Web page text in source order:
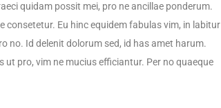
quidam possit mei, pro ne ancillae ponderum.
consetetur. Eu hinc equidem fabulas vim, in labitur
no. Id delenit dolorum sed, id has amet harum.
pro, vim ne mucius efficiantur. Per no quaeque